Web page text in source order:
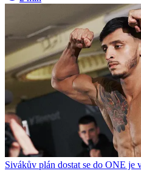
Sivákův plán dostat se do ONE je